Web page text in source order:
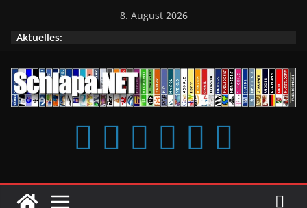
8. August 2026
Aktuelles: